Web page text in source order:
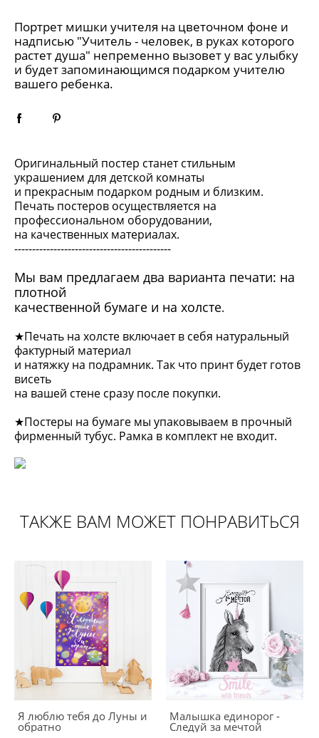
Портрет мишки учителя на цветочном фоне и
надписью "Учитель - человек, в руках которого
растет душа" непременно вызовет у вас улыбку
и будет запоминающимся подарком учителю
вашего ребенка.
Оригинальный постер станет стильным
украшением для детской комнаты
и прекрасным подарком родным и близким.
Печать постеров осуществляется на
профессиональном оборудовании,
на качественных материалах.
--------------------------------------------
Мы вам предлагаем два варианта печати: на
плотной
качественной бумаге и на холсте.
★Печать на холсте включает в себя натуральный
фактурный материал
и натяжку на подрамник. Так что принт будет готов
висеть
на вашей стене сразу после покупки.
★Постеры на бумаге мы упаковываем в прочный
фирменный тубус. Рамка в комплект не входит.
ТАКЖЕ ВАМ МОЖЕТ ПОНРАВИТЬСЯ
Я люблю тебя до Луны и
обратно
Малышка единорог -
Следуй за мечтой